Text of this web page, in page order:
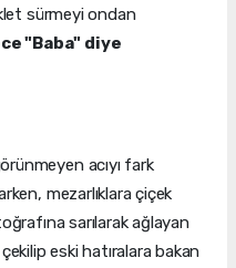
sürmeyi ondan
"Baba" diye
acıyı fark
mezarlıklara çiçek
sarılarak ağlayan
eski hatıralara bakan